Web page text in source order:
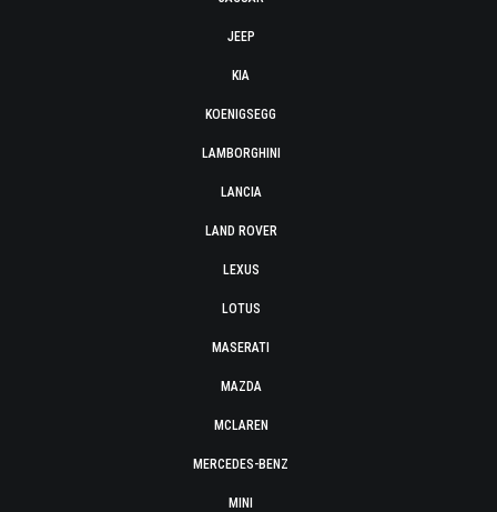
JEEP
KIA
KOENIGSEGG
LAMBORGHINI
LANCIA
LAND ROVER
LEXUS
LOTUS
MASERATI
MAZDA
MCLAREN
MERCEDES-BENZ
MINI